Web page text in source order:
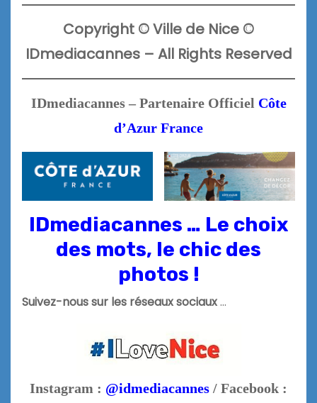
Copyright © Ville de Nice ©
IDmediacannes – All Rights Reserved
IDmediacannes – Partenaire Officiel Côte
d’Azur France
IDmediacannes … Le choix
des mots, le chic des
photos !
Suivez-nous sur les réseaux sociaux…
Instagram : @idmediacannes / Facebook :